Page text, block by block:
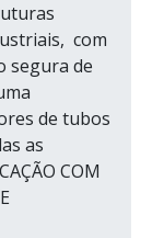
com
segura de
de tubos
as
COM